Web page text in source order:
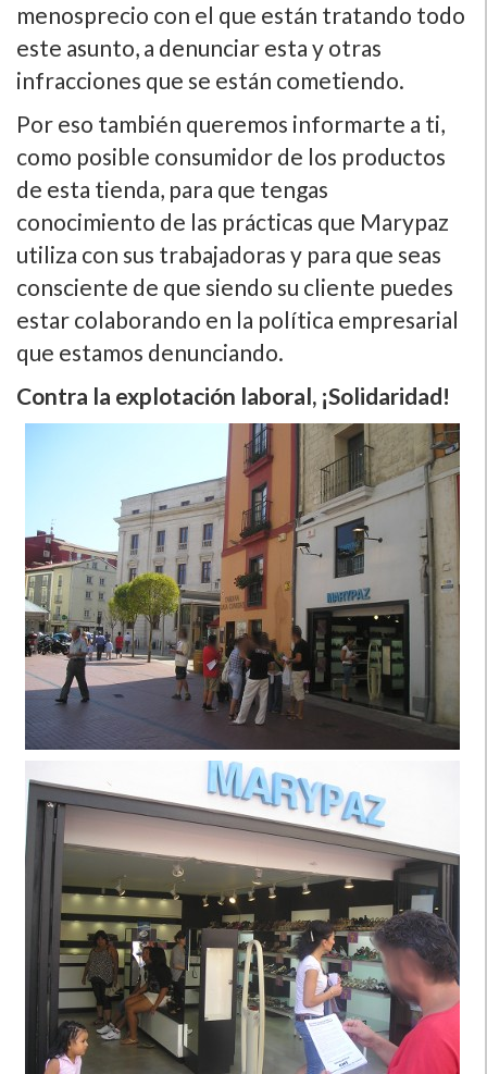
menosprecio con el que están tratando todo
este asunto, a denunciar esta y otras
infracciones que se están cometiendo.
Por eso también queremos informarte a ti,
como posible consumidor de los productos
de esta tienda, para que tengas
conocimiento de las prácticas que Marypaz
utiliza con sus trabajadoras y para que seas
consciente de que siendo su cliente puedes
estar colaborando en la polí­tica empresarial
que estamos denunciando.
Contra la explotación laboral, ¡Solidaridad!